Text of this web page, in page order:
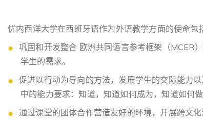
优内西洋大学在西班牙语作为外语教学方面的使命包
巩固和开发整合 欧洲共同语言参考框架（MCER
学生的需求。
促进以行动为导向的方法，发展学生的交际能力
中的能力要求：知道，知道如何成为，知道如何做
通过课堂的团体合作营造友好的环境，开展跨文